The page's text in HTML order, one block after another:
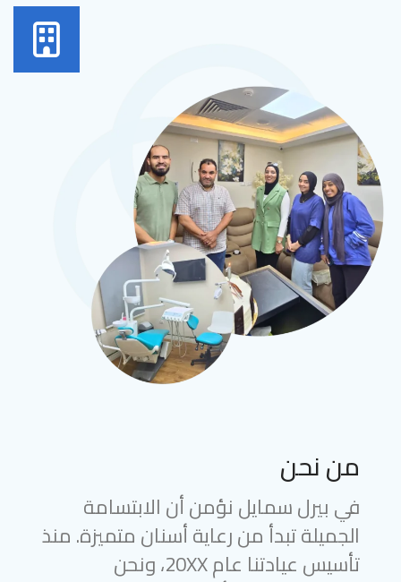
من نحن
في بيرل سمايل نؤمن أن الابتسامة
الجميلة تبدأ من رعاية أسنان متميزة. منذ
تأسيس عيادتنا عام 20XX، ونحن